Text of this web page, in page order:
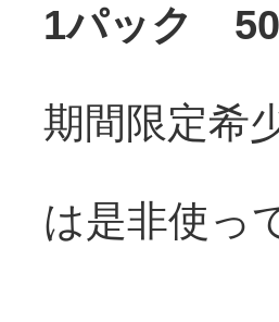
1パック
期間限定希
は是非使っ